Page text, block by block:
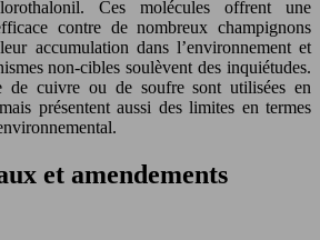
Ces molécules offrent une
contre de nombreux champignons
accumulation dans l’environnement et
non-cibles soulèvent des inquiétudes.
de cuivre ou de soufre sont utilisées en
présentent aussi des limites en termes
et amendements